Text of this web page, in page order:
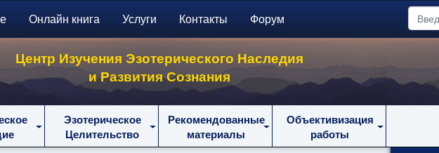
Онлайн книга Услуги Контакты Форум
Центр Изучения Эзотерического Наследия
и Развития Сознания
Эзотерическое
Целительство
Рекомендованные
материалы
Объективизация
работы